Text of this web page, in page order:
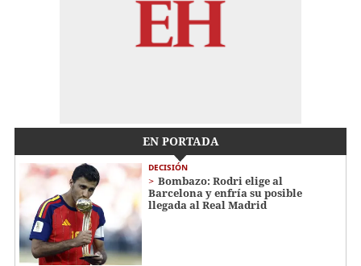
EN PORTADA
DECISIÓN
Bombazo: Rodri elige al
Barcelona y enfría su posible
llegada al Real Madrid